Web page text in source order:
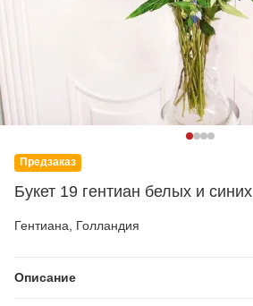
Предзаказ
Букет 19 гентиан белых и синих
Гентиана, Голландия
Описание